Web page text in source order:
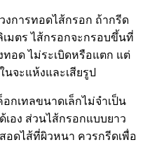
งการทอดไส้กรอก ถ้ากรีด
เมตร ไส้กรอกจะกรอบขึ้นที่
อด ไม่ระเบิดหรือแตก แต่
นจะแห้งและเสียรูป
กเทลขนาดเล็กไม่จำเป็น
เอง ส่วนไส้กรอกแบบยาว
อดไส้ที่ผิวหนา ควรกรีดเพื่อ